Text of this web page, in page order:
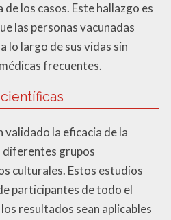
los casos. Este hallazgo es
las personas vacunadas
lo largo de sus vidas sin
frecuentes.
la eficacia de la
diferentes grupos
culturales. Estos estudios
participantes de todo el
resultados sean aplicables